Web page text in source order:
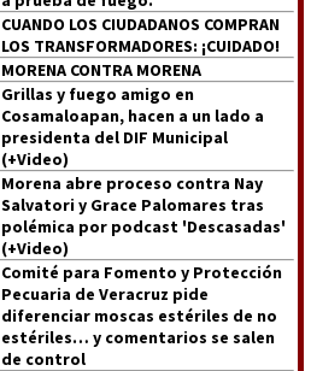
CUANDO LOS CIUDADANOS COMPRAN
LOS TRANSFORMADORES: ¡CUIDADO!
MORENA CONTRA MORENA
Grillas y fuego amigo en
Cosamaloapan, hacen a un lado a
presidenta del DIF Municipal
(+Video)
Morena abre proceso contra Nay
Salvatori y Grace Palomares tras
polémica por podcast 'Descasadas'
(+Video)
Comité para Fomento y Protección
Pecuaria de Veracruz pide
diferenciar moscas estériles de no
estériles… y comentarios se salen
de control